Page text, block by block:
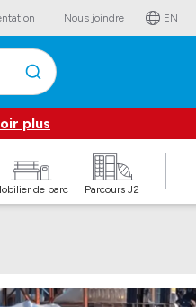
Nous joindre EN
plus
de parc Parcours J2